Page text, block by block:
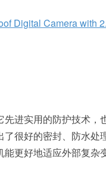
Digital Camera with
进实用的防护技术，
很好的密封、防水处
更好地适应外部复杂